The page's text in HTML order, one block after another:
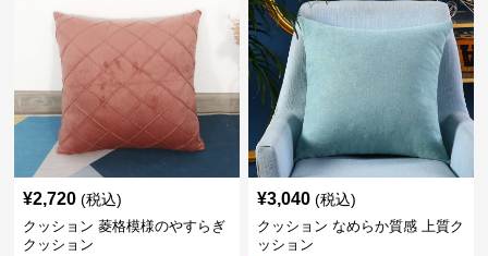
¥2,720 (税込)
クッション 菱格模様のやすらぎ
クッション
¥3,040 (税込)
クッション なめらか質感 上質ク
ッション